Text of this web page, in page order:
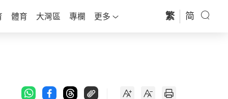
體育 大灣區 專欄 更多 繁 简